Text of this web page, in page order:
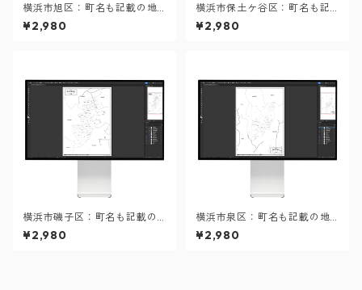
横浜市旭区：町名も記載の地
図データ（PDF・Aiファイ
ル）
¥2,980
横浜市保土ケ谷区：町名も記
載の地図データ（PDF・Aiフ
ァイル）
¥2,980
横浜市磯子区：町名も記載の
地図データ（PDF・Aiファイ
ル）
¥2,980
横浜市泉区：町名も記載の地
図データ（PDF・Aiファイ
ル）
¥2,980